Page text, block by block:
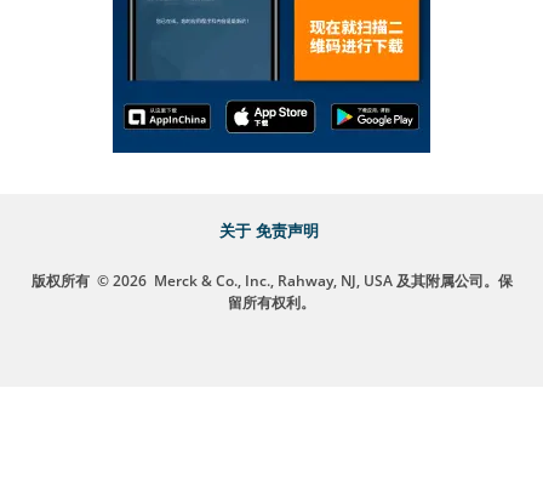
关于 免责声明
版权所有 © 2026 Merck & Co., Inc., Rahway, NJ, USA 及其附属公司。保
留所有权利。